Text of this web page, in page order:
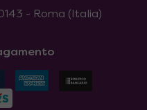
- Roma (Italia)